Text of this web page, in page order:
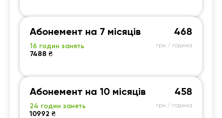
Абонемент на 7 місяців
16 годин занять
7488 ₴
468
грн / година
Абонемент на 10 місяців
24 годин занять
10992 ₴
458
грн / година